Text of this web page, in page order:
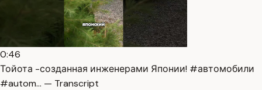
0:46
Тойота -созданная инженерами Японии! #автомобили
#autom… — Transcript